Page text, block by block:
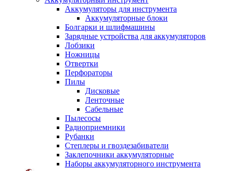
Аккумуляторы для инструмента
Аккумуляторные блоки
Болгарки и шлифмашины
Зарядные устройства для аккумуляторов
Лобзики
Ножницы
Отвертки
Перфораторы
Пилы
Дисковые
Ленточные
Сабельные
Пылесосы
Радиоприемники
Рубанки
Степлеры и гвоздезабиватели
Заклепочники аккумуляторные
Наборы аккумуляторного инструмента